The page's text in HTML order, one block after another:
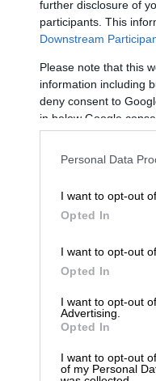
further disclosure of
participants. This
Downstream
Please note that this
information including
deny consent to
in below Google
Personal Data
I want to opt-out
Opted In
I want to opt-out
Opted In
I want to opt-out
Advertising.
Opted In
I want to opt-out
of my Personal